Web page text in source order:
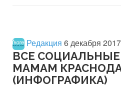
Редакция 6 декабря
ВСЕ
МАМАМ
(ИНФОГРАФИКА)